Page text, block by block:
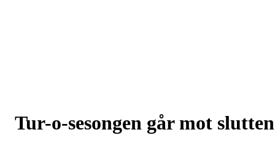
Tur-o-sesongen går mot slutten